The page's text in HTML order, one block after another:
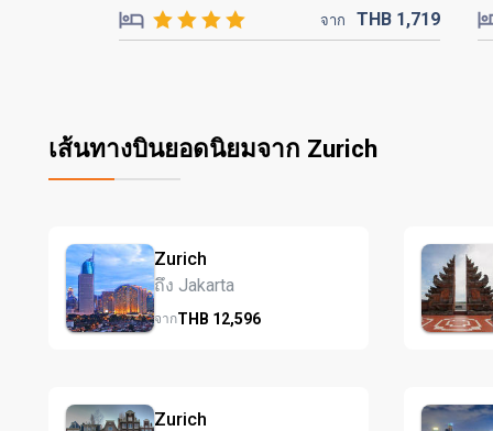
จาก THB 1,719
เส้นทางบินยอดนิยมจาก Zurich
Zurich
ถึง Jakarta
จากTHB 12,596
Zurich